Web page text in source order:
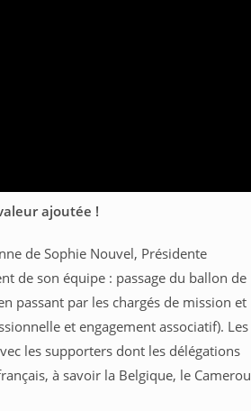
ajoutée !
de Sophie Nouvel, Présidente
de son équipe : passage du ballon de
passant par les chargés de mission et
et engagement associatif). Les
les supporters dont les délégations
à savoir la Belgique, le